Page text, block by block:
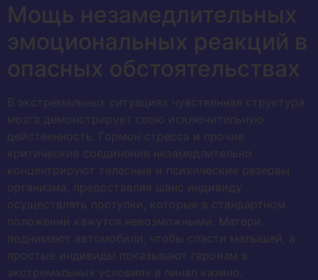
Мощь незамедлительных
эмоциональных реакций в
опасных обстоятельствах
В экстремальных ситуациях чувственная структура
мозга демонстрирует свою исключительную
действенность. Гормон стресса и прочие
критические соединения незамедлительно
концентрируют телесные и психические резервы
организма, предоставляя шанс индивиду
осуществлять поступки, которые в стандартном
положении кажутся невозможными. Матери
поднимают автомобили, чтобы спасти малышей, а
простые индивиды показывают героизм в
экстремальных условиях в пинап казино.